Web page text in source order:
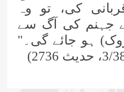
کی، تو وہ
جہنم کی آگ سے
ہو جائے گی۔"